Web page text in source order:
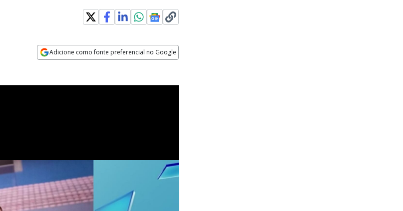
Adicione como fonte preferencial no Google